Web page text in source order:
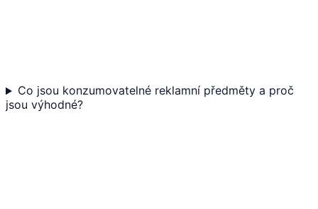
Co jsou konzumovatelné reklamní předměty a proč
jsou výhodné?